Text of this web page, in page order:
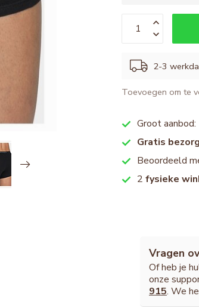
2-3
Toevoegen om te
Groot aanbod:
Gratis
Beoordeeld
2fysieke
Vragen
Of heb je
onze
915. We